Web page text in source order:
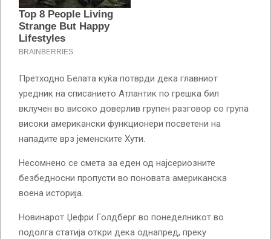
Претходно Белата куќа потврди дека главниот
уредник на списанието Атлантик по грешка бил
вклучен во високо доверлив групен разговор со група
високи американски функционери посветени на
нападите врз јеменските Хути.
Несомнено се смета за еден од најсериозните
безбедносни пропусти во поновата американска
воена историја.
Новинарот Џефри Голдберг во понеделникот во
подолга статија откри дека однапред, преку